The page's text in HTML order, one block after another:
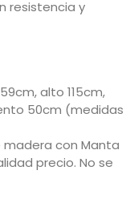
resistencia y
alto 115cm,
50cm (medidas
madera con Manta
precio. No se